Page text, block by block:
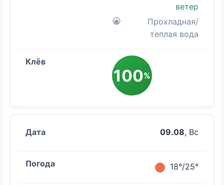
ветер
Прохладная/
теплая вода
100%
09.08, Вс
18°/25°